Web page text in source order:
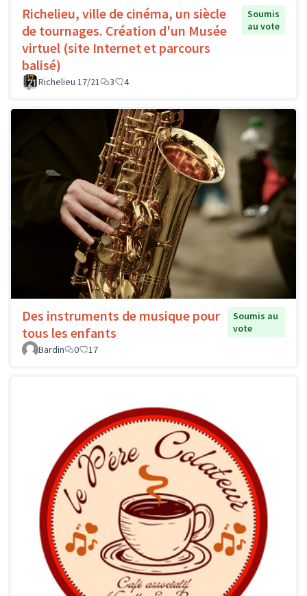
Richelieu, ville de cinéma, un siècle
de tournages. Création d'un Musée
virtuel (site Internet et parcours
balisé)
Soumis
au vote
Richelieu 17/21 3 4
Des instruments de musique pour
tous les enfants
Soumis au
vote
Bardin
0 17